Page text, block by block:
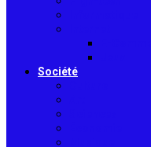
Société